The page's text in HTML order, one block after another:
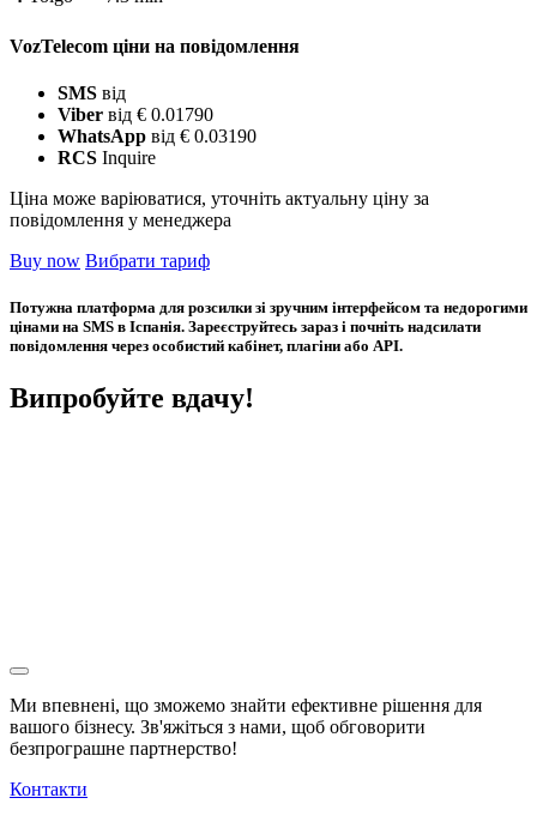
VozTelecom ціни на повідомлення
SMS від
Viber від € 0.01790
WhatsApp від € 0.03190
RCS Inquire
Ціна може варіюватися, уточніть актуальну ціну за
повідомлення у менеджера
Buy now Вибрати тариф
Потужна платформа для розсилки зі зручним інтерфейсом та недорогими
цінами на SMS в Іспанія. Зареєструйтесь зараз і почніть надсилати
повідомлення через особистий кабінет, плагіни або API.
Випробуйте вдачу!
Ми впевнені, що зможемо знайти ефективне рішення для
вашого бізнесу. Зв'яжіться з нами, щоб обговорити
безпрограшне партнерство!
Контакти